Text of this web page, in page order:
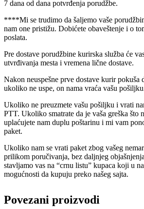
7 dana od dana potvrđenja porudžbe.
****Mi se trudimo da šaljemo vaše
nam one pristižu. Dobićete obaveštenje i o
poslata.
Pre dostave porudžbine kurirska služba će
utvrđivanja mesta i vremena lične dostave.
Nakon neuspešne prve dostave kurir pokuša
ukoliko ne uspe, on nama vraća vašu
Ukoliko ne preuzmete vašu pošiljku i vrati
PTT. Ukoliko smatrate da je vaša greška što
uplaćujete nam duplu poštarinu i mi vam
paket.
Ukoliko nam se vrati paket zbog vašeg
prilikom poručivanja, bez daljnjeg
stavljamo vas na “crnu listu” kupaca koji u
mogućnosti da kupuju preko našeg sajta.
Povezani proizvodi